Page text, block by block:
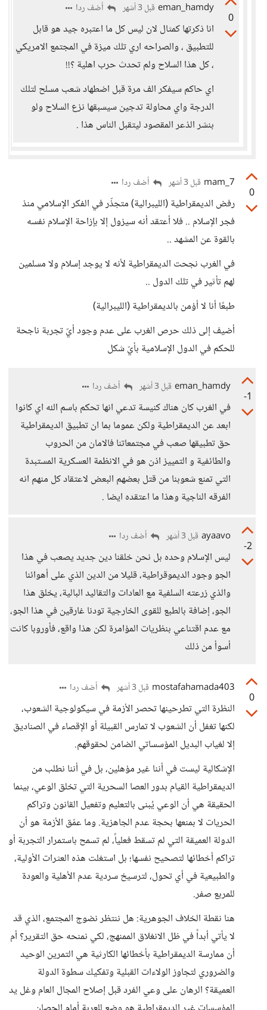
0
eman_hamdy قبل 3 أشهر أضف ردا
انا ذكرتها كمثال لان ليس كل ما اعتبره جيد هو قابل
للتطبيق ، والصراحه اري تلك ميزة في المجتمع الامريكي
، كل هذا السلاح ولم تحدث حرب اهلية ؟!!
اي حاكم سيفكر الف مرة قبل اضطهاد شعب مسلح لتلك
الدرجة واي محاولة تدجين سيسبقها نزع السلاح ولو
بنشر الذعر المقصود ليتقبل الناس هذا .
0
mam_7 قبل 3 أشهر أضف ردا
رفض الديمقراطية (الليبرالية) متجذّر في الفكر الإسلامي منذ
فجر الإسلام .. فلا أعتقد أنه سيزول إلا بإزاحة الإسلام نفسه
بالقوة عن المشهد ..
في الغرب نجحت الديمقراطية لأنه لا يوجد إسلام ولا مسلمين
لهم تأثير في تلك الدول ..
طبعًا أنا لا أؤمن بالديمقراطية (الليبرالية)
أضيف إلى ذلك حرص الغرب على عدم وجود أيّ تجربة ناجحة
للحكم في الدول الإسلامية بأيّ شكل
-1
eman_hamdy قبل 3 أشهر أضف ردا
في الغرب كان هناك كنيسة تدعي انها تحكم باسم الله اي كانوا
ابعد عن الديمقراطية ولكن عموما بما ان تطبيق الديمقراطية
حق تطبيقها صعب في مجتمعاتنا فالامان من الحروب
والطائفية و التمييز اذن هو في الانظمة العسكرية المستبدة
التي تمنع شعوبنا من قتل بعضهم البعض لاعتقاد كل منهم انه
الفرقه الناجية وهذا ما اعتقده ايضا .
-2
ayaavo قبل 3 أشهر أضف ردا
ليس الإسلام وحده بل نحن خلقنا دين جديد يصعب في هذا
الجو وجود الديموقراطية، قليلا من الدين الذي على أهوائنا
والذي زرعته السلفية مع العادات والتقاليد البالية، يخلق هذا
الجو، إضافة بالطبع للقوى الخارجية تودنا غارقين في هذا الجو،
مع عدم اقتناعي بنظريات المؤامرة لكن هذا واقع، فأوروبا كانت
أسوأ من ذلك
0
mostafahamada403 قبل 3 أشهر أضف ردا
النظرة التي تطرحينها تحصر الأزمة في سيكولوجية الشعوب،
لكنها تغفل أن الشعوب لا تمارس القبيلة أو الإقصاء في الصناديق
إلا لغياب البديل المؤسساتي الضامن لحقوقهم.
الإشكالية ليست في أننا غير مؤهلين، بل في أننا نطلب من
الديمقراطية القيام بدور العصا السحرية التي تخلق الوعي، بينما
الحقيقة هي أن الوعي يُبنى بالتعليم وتفعيل القانون وتراكم
الحريات لا بمنعها بحجة عدم الجاهزية. وما عمّق الأزمة هو أن
الدولة العميقة التي لم تسقط فعلياً، لم تسمح باستمرار التجربة أو
تراكم أخطائها لتصحيح نفسها؛ بل استغلت هذه العثرات الأولية،
والطبيعية في أي تحول، لترسيخ سردية عدم الأهلية والعودة
للمربع صفر.
هنا نقطة الخلاف الجوهرية: هل ننتظر نضوج المجتمع، الذي قد
لا يأتي أبداً في ظل الانغلاق الممنهج، لكي نمنحه حق التقرير؟ أم
أن ممارسة الديمقراطية بأخطائها الكارثية هي التمرين الوحيد
والضروري لتجاوز الولاءات القبلية وتفكيك سطوة الدولة
العميقة؟ الرهان على وعي الفرد قبل إصلاح المجال العام وغل يد